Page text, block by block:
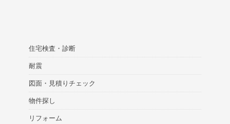
住宅検査・診断
耐震
図面・見積りチェック
物件探し
リフォーム